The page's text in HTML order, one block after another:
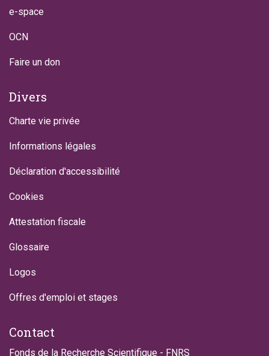
e-space
OCN
Faire un don
Divers
Charte vie privée
Informations légales
Déclaration d'accessibilité
Cookies
Attestation fiscale
Glossaire
Logos
Offres d'emploi et stages
Contact
Fonds de la Recherche Scientifique - FNRS